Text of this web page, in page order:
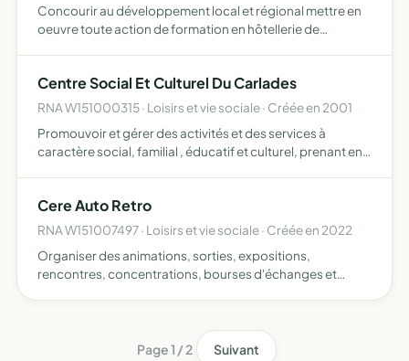
Concourir au développement local et régional mettre en
oeuvre toute action de formation en hôtellerie de
Centre Social Et Culturel Du Carlades
RNA W151000315 · Loisirs et vie sociale · Créée en 2001
Promouvoir et gérer des activités et des services à
caractère social, familial , éducatif et culturel, prenant en
co…
Cere Auto Retro
RNA W151007497 · Loisirs et vie sociale · Créée en 2022
Organiser des animations, sorties, expositions,
rencontres, concentrations, bourses d'échanges et
Page 1 / 2 Suivant